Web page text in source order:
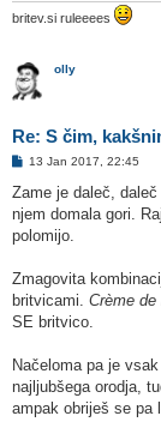
britev.si ruleeees
olly
Re: S čim,
O
g
v
o
13 Jan 2017, 22:45
Zame je daleč,
njem domala gori.
polomijo.
Zmagovita
britvicami. Crème
SE britvico.
Načeloma pa je
najljubšega orodja,
ampak obriješ se pa